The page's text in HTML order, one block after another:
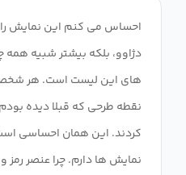
احساس می کنم این نمایش را
دژاوو، بلکه بیشتر شبیه همه
های این لیست است. هر
نقطه طرحی که قبلا دیده
کردند. این همان احساسی
نمایش ها دارم. چرا عنصر رمز